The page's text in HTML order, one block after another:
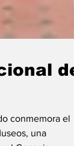
de
conmemora el